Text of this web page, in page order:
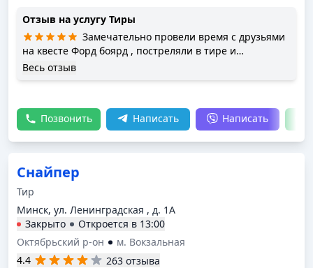
Отзыв на услугу Тиры
Замечательно провели время с друзьями
на квесте Форд боярд , постреляли в тире и
спустились по троллейному спуску!) Инструктор Роман
советую! Хочется вернуться сюда ещё раз:)
Весь отзыв
Позвонить Написать Написать
Снайпер
Тир
Минск, ул. Ленинградская , д. 1А
Закрыто
Откроется в 13:00
Октябрьский р-он
м. Вокзальная
4.4
263 отзыва